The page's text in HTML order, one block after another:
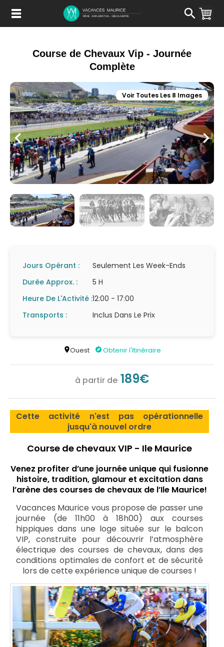
Contenu
Course de Chevaux Vip - Journée
Complète
Voir Toutes Les 8 Images
Jours Opérant :
Seulement Les Week-Ends
Durée Approx. :
5 H
Heure De L'Activité :12:00 - 17:00
Transports :
Inclus Dans Le Prix
Ouest Obtenir l'Itinéraire
à partir de 189€
Cette activité n'est pas opérationnelle
jusqu'à nouvel ordre
Course de chevaux VIP - Ile Maurice
Venez profiter d’une journée unique qui fusionne
histoire, tradition, glamour et excitation dans
l’arène des courses de chevaux de l’Ile Maurice!
Vacances Maurice vous propose de passer une
journée (de 11h00 à 18h00) aux courses
hippiques dans une loge située sur le balcon
VIP, construite pour découvrir l’atmosphère
électrique des courses de chevaux, dans des
conditions optimales de confort et de sécurité
lors de cette expérience unique de courses !